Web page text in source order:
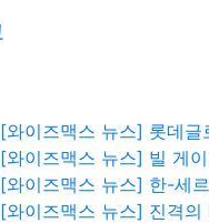
[와이즈맥스 뉴스] 롯데
[와이즈맥스 뉴스] 빌 게
[와이즈맥스 뉴스] 한-세
[와이즈맥스 뉴스] 진격의